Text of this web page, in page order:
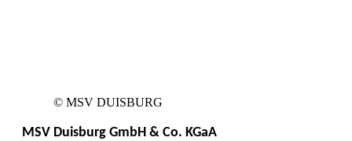
© MSV DUISBURG
MSV Duisburg GmbH & Co. KGaA